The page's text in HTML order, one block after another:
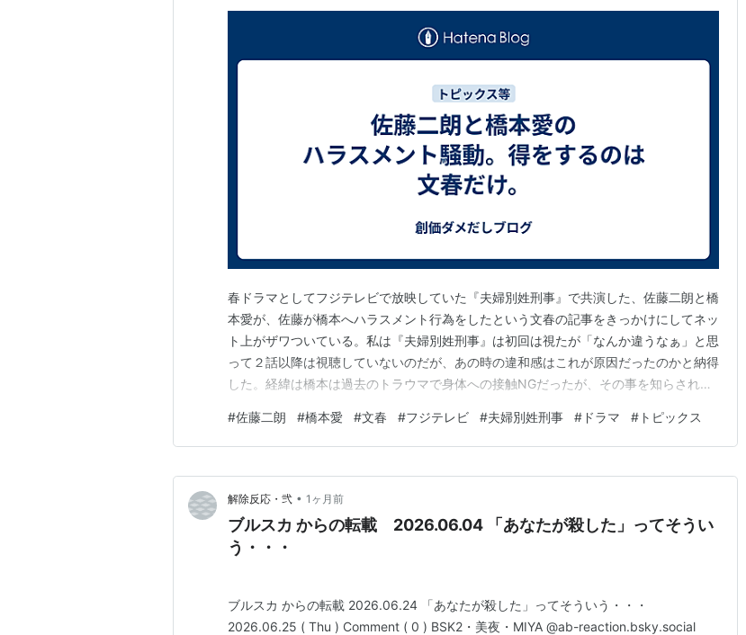
春ドラマとしてフジテレビで放映していた『夫婦別姓刑事』で共演した、佐藤二朗と橋
本愛が、佐藤が橋本へハラスメント行為をしたという文春の記事をきっかけにしてネッ
ト上がザワついている。私は『夫婦別姓刑事』は初回は視たが「なんか違うなぁ」と思
って２話以降は視聴していないのだが、あの時の違和感はこれが原因だったのかと納得
した。経緯は橋本は過去のトラウマで身体への接触NGだったが、その事を知らされて
「そのような状態なら俳優を続けるべきではない」という趣旨の言葉を言ったことがハ
ラスメントと受け止められたという内容。その後、佐藤サイド…
#佐藤二朗 #橋本愛 #文春 #フジテレビ #夫婦別姓刑事 # ドラマ # トピックス
解除反応・弐 • 1ヶ月前
ブルスカ からの転載 2026.06.04 「あなたが殺した」ってそうい
う・・・
ブルスカ からの転載 2026.06.24 「あなたが殺した」ってそういう・・・
2026.06.25 ( Thu ) Comment ( 0 ) BSK2・美夜・MIYA ‪@ab-reaction.bsky.social‬